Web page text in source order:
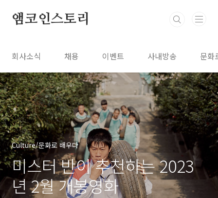
앰코인스토리
회사소식 채용 이벤트 사내방송 문화
Culture/문화로 배우다
미스터 반이 추천하는 2023
년 2월 개봉영화